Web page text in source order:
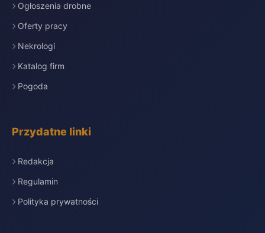
Ogłoszenia drobne
Oferty pracy
Nekrologi
Katalog firm
Pogoda
Przydatne linki
Redakcja
Regulamin
Polityka prywatności